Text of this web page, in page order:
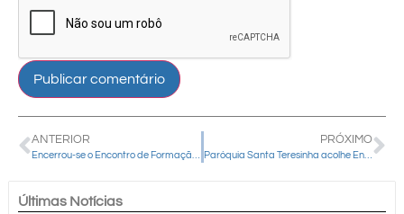
ANTERIOR PRÓXIMO
Paróquia Santa Teresinha acolhe Encontro Diocesano da Infância e Adolescência Missionária neste domingo (08)
Últimas Notícias